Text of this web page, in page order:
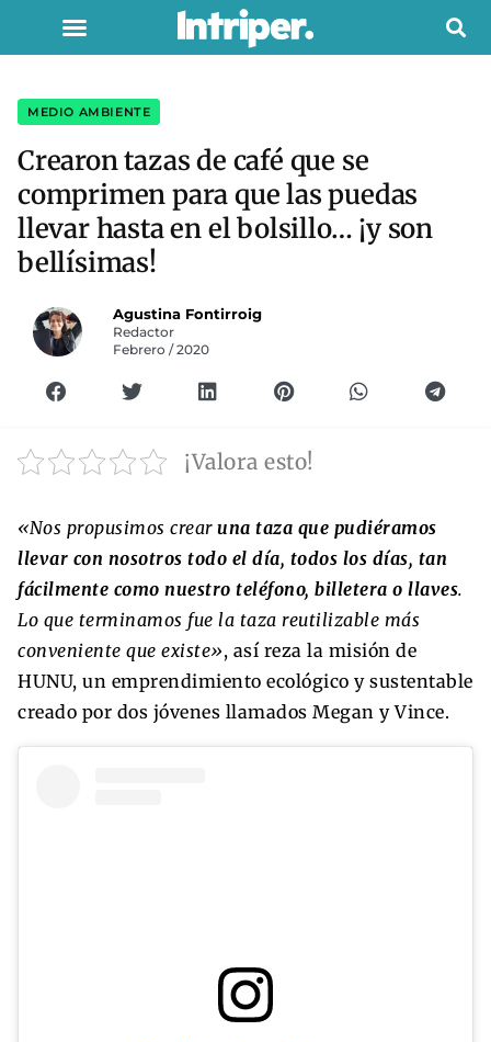
MEDIO AMBIENTE
Crearon tazas de café que se
comprimen para que las puedas
llevar hasta en el bolsillo… ¡y son
bellísimas!
Agustina Fontirroig
Redactor
Febrero / 2020
¡Valora esto!
«Nos propusimos crear una taza que pudiéramos
llevar con nosotros todo el día, todos los días, tan
fácilmente como nuestro teléfono, billetera o llaves.
Lo que terminamos fue la taza reutilizable más
conveniente que existe», así reza la misión de
HUNU, un emprendimiento ecológico y sustentable
creado por dos jóvenes llamados Megan y Vince.